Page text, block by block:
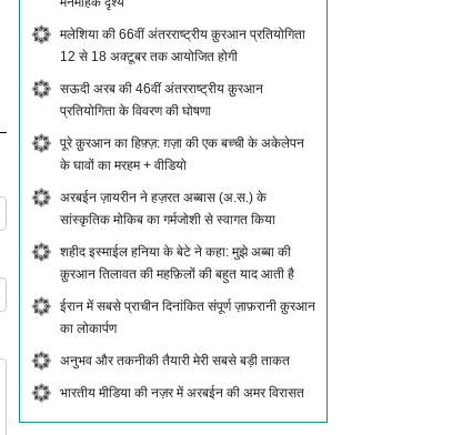
मलेशिया की 66वीं अंतरराष्ट्रीय क़ुरआन प्रतियोगिता
12 से 18 अक्टूबर तक आयोजित होगी
सऊदी अरब की 46वीं अंतरराष्ट्रीय क़ुरआन
प्रतियोगिता के विवरण की घोषणा
पूरे क़ुरआन का हिफ़्ज़: ग़ज़ा की एक बच्ची के अकेलेपन
के घावों का मरहम + वीडियो
अरबईन ज़ायरीन ने हज़रत अब्बास (अ.स.) के
सांस्कृतिक मोकिब का गर्मजोशी से स्वागत किया
शहीद इस्माईल हनिया के बेटे ने कहा: मुझे अब्बा की
क़ुरआन तिलावत की महफ़िलों की बहुत याद आती है
ईरान में सबसे प्राचीन दिनांकित संपूर्ण ज़ाफ़रानी क़ुरआन
का लोकार्पण
अनुभव और तकनीकी तैयारी मेरी सबसे बड़ी ताकत
भारतीय मीडिया की नज़र में अरबईन की अमर विरासत